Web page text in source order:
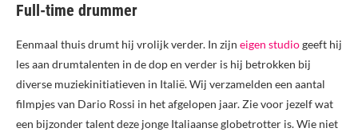
Full-time drummer
Eenmaal thuis drumt hij vrolijk verder. In zijn eigen studiogeeft hij
les aan drumtalenten in de dop en verder is hij betrokken bij
diverse muziekinitiatieven in Italië. Wij verzamelden een aantal
filmpjes van Dario Rossi in het afgelopen jaar. Zie voor jezelf wat
een bijzonder talent deze jonge Italiaanse globetrotter is. Wie niet